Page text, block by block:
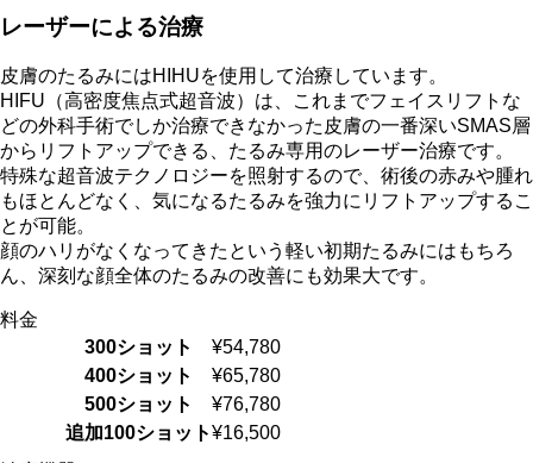
レーザーによる治療
皮膚のたるみにはHIHUを使用して治療しています。
HIFU（高密度焦点式超音波）は、これまでフェイスリフトな
どの外科手術でしか治療できなかった皮膚の一番深いSMAS層
からリフトアップできる、たるみ専用のレーザー治療です。
特殊な超音波テクノロジーを照射するので、術後の赤みや腫れ
もほとんどなく、気になるたるみを強力にリフトアップするこ
とが可能。
顔のハリがなくなってきたという軽い初期たるみにはもちろ
ん、深刻な顔全体のたるみの改善にも効果大です。
料金
300ショット
¥54,780
400ショット
¥65,780
500ショット
¥76,780
追加100ショット¥16,500